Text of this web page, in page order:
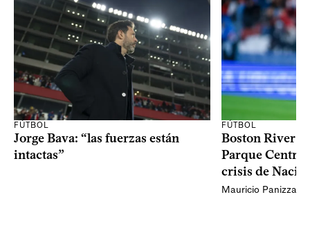
FÚTBOL
Jorge Bava: “las fuerzas están
intactas”
FÚTBOL
Boston River
Parque
crisis de
Mauricio Panizza